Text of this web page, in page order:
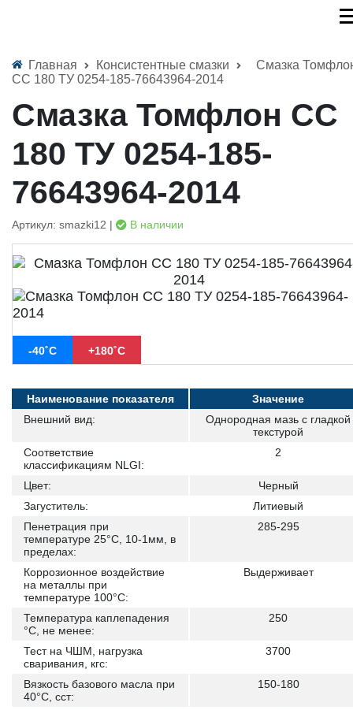
Главная Консистентные смазки
Смазка
СС 180 ТУ 0254-185-76643964-2014
Смазка Томфлон СС
180 ТУ 0254-185-
76643964-2014
Артикул: smazki12 | В наличии
-40˚С +180˚С
Наименование показателя
Значение
Внешний вид:
Однородная мазь с гладкой
текстурой
Соответствие
классификациям NLGI:
2
Цвет:
Черный
Загуститель:
Литиевый
Пенетрация при
температуре 25°С, 10-1мм, в
пределах:
285-295
Коррозионное воздействие
на металлы при
температуре 100°С:
Выдерживает
Температура каплепадения
°С, не менее:
250
Тест на ЧШМ, нагрузка
сваривания, кгс:
3700
Вязкость базового масла при
40°C, сст:
150-180